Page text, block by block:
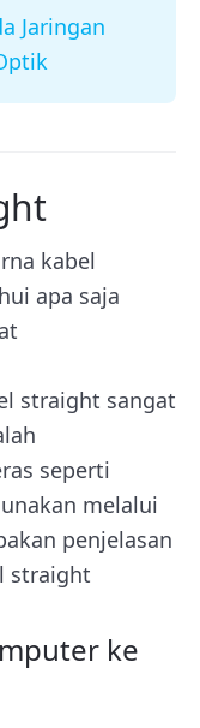
Jaringan
kabel
apa saja
straight sangat
seperti
melalui
penjelasan
straight
ke